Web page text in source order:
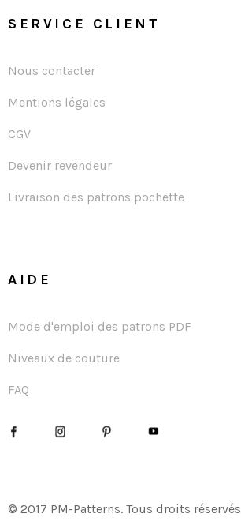
SERVICE CLIENT
Nous contacter
Mentions légales
CGV
Devenir revendeur
Livraison des patrons pochette
AIDE
Mode d'emploi des patrons PDF
Niveaux de couture
FAQ
© 2017 PM-Patterns. Tous droits réservés